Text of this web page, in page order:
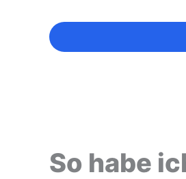
So habe